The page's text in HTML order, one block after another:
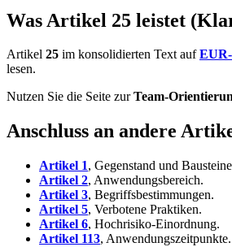
Was Artikel 25 leistet
Artikel 25 im konsolidierten Text auf
lesen.
Nutzen Sie die Seite zurTeam-
Anschluss an andere
Artikel 1, Gegenstand und
Artikel 2, Anwendungsbereich.
Artikel 3, Begriffsbestimmungen.
Artikel 5, Verbotene Praktiken.
Artikel 6, Hochrisiko-Einordnung.
Artikel 113, Anwendungszeitpunkte.